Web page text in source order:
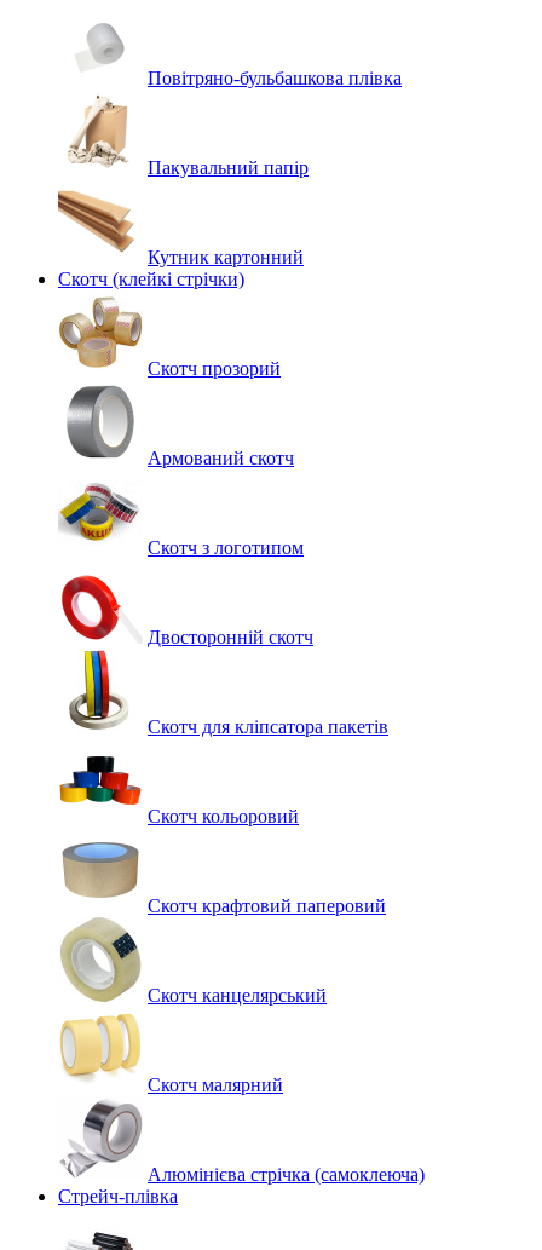
Повітряно-бульбашкова плівка
Пакувальний папір
Кутник картонний
Скотч (клейкі стрічки)
Скотч прозорий
Армований скотч
Скотч з логотипом
Двосторонній скотч
Скотч для кліпсатора пакетів
Скотч кольоровий
Скотч крафтовий паперовий
Скотч канцелярський
Скотч малярний
Алюмінієва стрічка (самоклеюча)
Стрейч-плівка